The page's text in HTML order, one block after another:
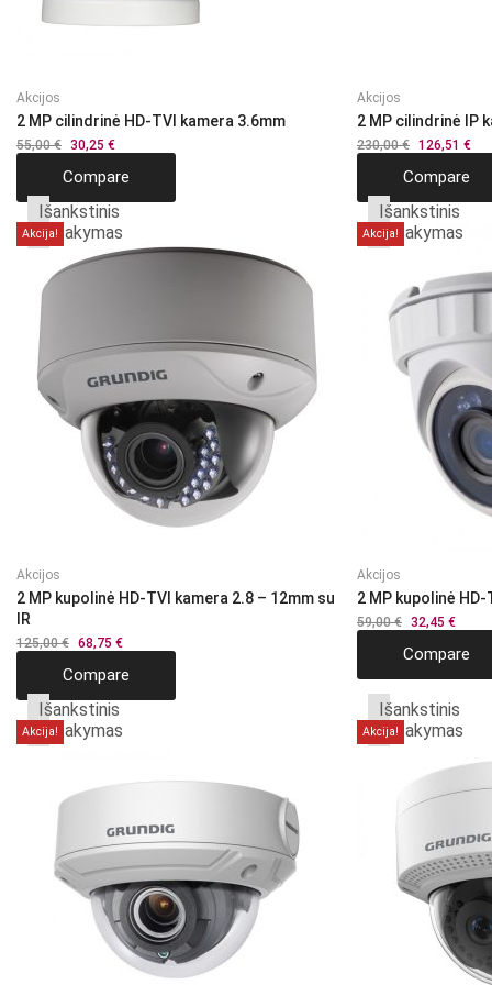
Akcijos
2 MP cilindrinė HD-TVI kamera 3.6mm
55,00€ Original
was:
55,00 €.
30,25 €
is:
Compare
Akcijos
2 MP cilindrinė IP
230,00€ Original
was:
230,00 €.
126,51 €
Compare
Akcija!
Išankstinis
užsakymas
Akcijos
2 MP kupolinė HD-TVI kamera 2.8 – 12mm su
IR
125,00€ Original
was:
125,00 €.
68,75 €
is:
Compare
Akcija!
Išankstinis
užsakymas
Akcijos
2 MP kupolinė
59,00€ Original
was:
59,00 €.
32,45 €
is:
Compare
Akcija!
Išankstinis
užsakymas
Akcija!
Išankstinis
užsakymas